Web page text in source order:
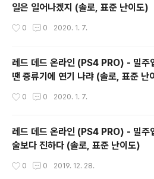
일은 일어나겠지 (솔로, 표준 난이도)
0 0 2020. 1. 7.
레드 데드 온라인 (PS4 PRO) - 밀주
땐 증류기에 연기 나랴 (솔로, 표준 난
0 0 2020. 1. 7.
레드 데드 온라인 (PS4 PRO) - 밀주
술보다 진하다 (솔로, 표준 난이도)
0 0 2019. 12. 28.